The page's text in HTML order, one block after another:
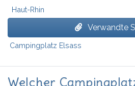
Haut-Rhin
Verwandte
Campingplatz Elsass
Welcher